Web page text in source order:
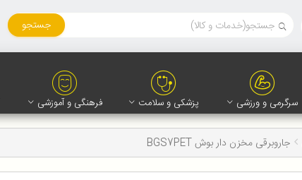
جستجو
سرگرمی و ورزشی پزشکی و سلامت فرهنگی و آموزشی
جاروبرقی مخزن دار بوش BGS7PET